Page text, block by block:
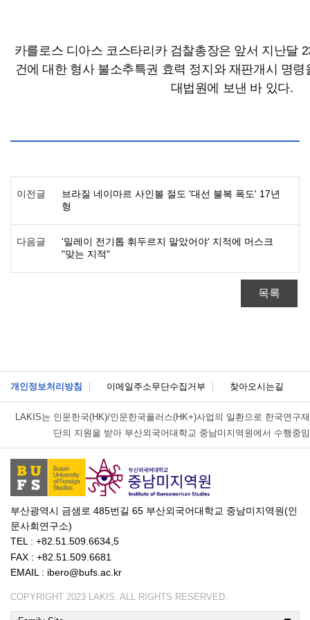
카를로스 디아스 코스타리카 검찰총장은 앞서 지난달
건에 대한 형사 불소추특권 효력 정지와 재판개시 명
대법원에 보낸 바 있다.
이전글
브라질 네이마르 사인볼 절도 '대선 불복 폭도' 17년
형
다음글
'밀레이 전기톱 휘두르지 말았어야' 지적에 머스크
"맞는 지적"
목록
개인정보처리방침 이메일주소무단수집거부 찾아오시는길
LAKIS는 인문한국(HK)/인문한국플러스(HK+)사업의 일환으로 한국연구재
단의 지원을 받아 부산외국어대학교 중남미지역원에서 수행중임
부산광역시 금샘로 485번길 65 부산외국어대학교 중남미지역원(인
문사회연구소)
TEL : +82.51.509.6634,5
FAX : +82.51.509.6681
EMAIL : ibero@bufs.ac.kr
COPYRIGHT 2023 LAKIS. ALL RIGHTS RESERVED.